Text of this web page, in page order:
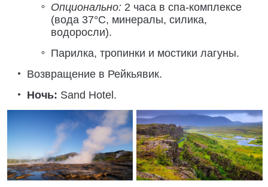
Опционально: 2 часа в спа-комплексе
(вода 37°C, минералы, силика,
водоросли).
Парилка, тропинки и мостики лагуны.
Возвращение в Рейкьявик.
Ночь: Sand Hotel.